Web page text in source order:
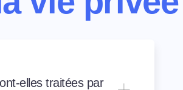
elles traitées par